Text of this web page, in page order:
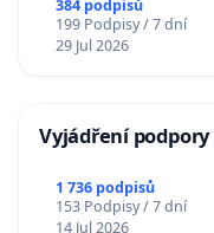
384 podpisů
199 Podpisy / 7 dní
29 Jul 2026
Vyjádření
1 736 podpisů
153 Podpisy / 7 dní
14 Jul 2026